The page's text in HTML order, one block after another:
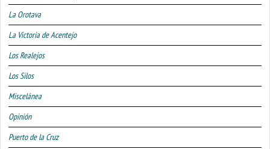
La Orotava
La Victoria de Acentejo
Los Realejos
Los Silos
Miscelánea
Opinión
Puerto de la Cruz